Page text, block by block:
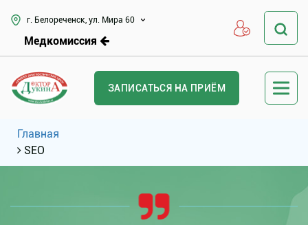
г. Белореченск, ул. Мира 60
Медкомиссия
ЗАПИСАТЬСЯ НА ПРИЁМ
Главная
SEO